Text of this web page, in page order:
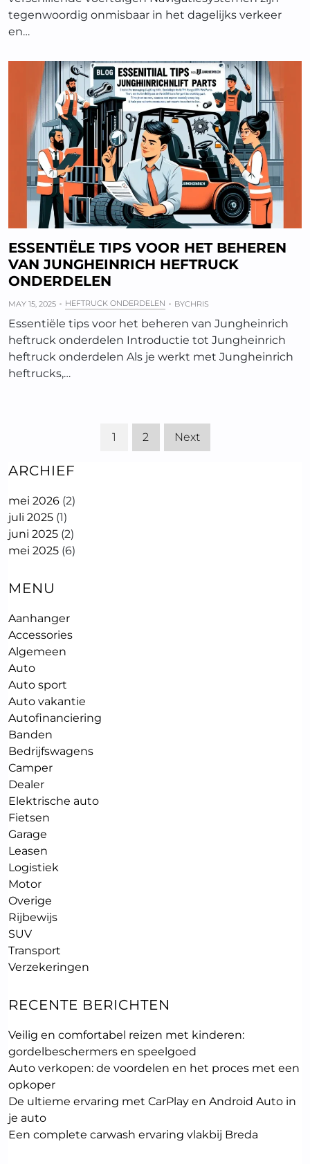
tegenwoordig onmisbaar in het dagelijks verkeer
en…
ESSENTIËLE TIPS VOOR HET BEHEREN
VAN JUNGHEINRICH HEFTRUCK
ONDERDELEN
MAY 15, 2025 HEFTRUCK ONDERDELEN BYCHRIS
Essentiële tips voor het beheren van Jungheinrich
heftruck onderdelen Introductie tot Jungheinrich
heftruck onderdelen Als je werkt met Jungheinrich
heftrucks,…
1 2 Next
ARCHIEF
mei 2026 (2)
juli 2025 (1)
juni 2025 (2)
mei 2025 (6)
MENU
Aanhanger
Accessories
Algemeen
Auto
Auto sport
Auto vakantie
Autofinanciering
Banden
Bedrijfswagens
Camper
Dealer
Elektrische auto
Fietsen
Garage
Leasen
Logistiek
Motor
Overige
Rijbewijs
SUV
Transport
Verzekeringen
RECENTE BERICHTEN
Veilig en comfortabel reizen met kinderen:
gordelbeschermers en speelgoed
Auto verkopen: de voordelen en het proces met een
opkoper
De ultieme ervaring met CarPlay en Android Auto in
je auto
Een complete carwash ervaring vlakbij Breda